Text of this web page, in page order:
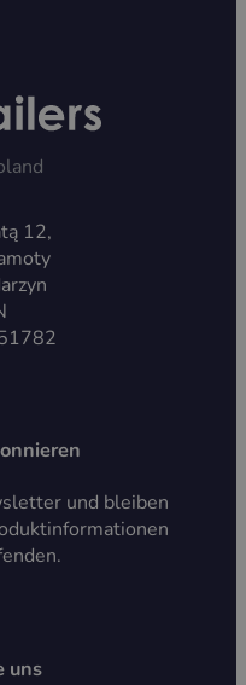
12,
und bleiben
uns